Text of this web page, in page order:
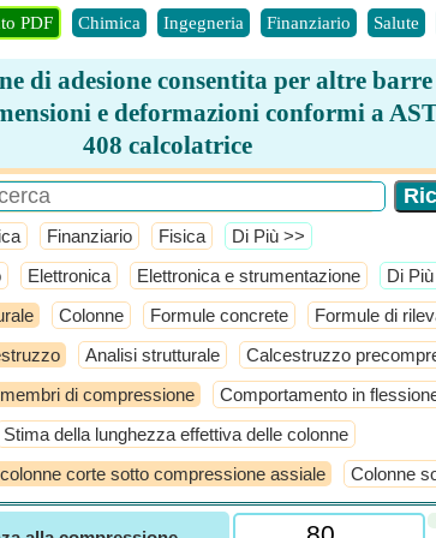
PDF Chimica Ingegneria Finanziario Salute
di adesione consentita per altre
e deformazioni conformi a
408 calcolatrice
Finanziario Fisica ​Di Più >>
Elettronica Elettronica e strumentazione ​Di
Colonne Formule concrete Formule di
Analisi strutturale Calcestruzzo
di compressione Comportamento in
Stima della lunghezza effettiva delle colonne
corte sotto compressione assiale Colonne